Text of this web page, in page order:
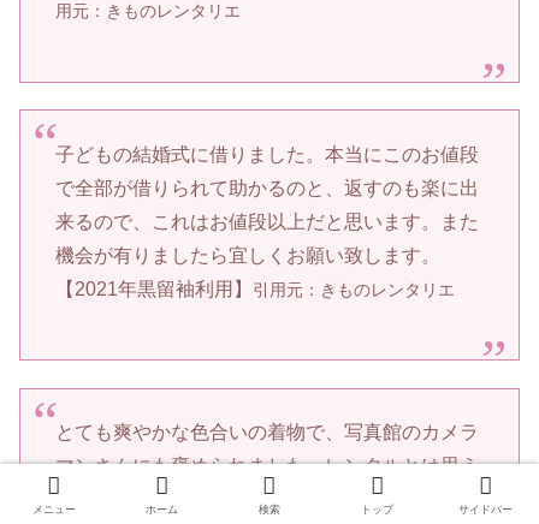
用元：きものレンタリエ
子どもの結婚式に借りました。本当にこのお値段
で全部が借りられて助かるのと、返すのも楽に出
来るので、これはお値段以上だと思います。また
機会が有りましたら宜しくお願い致します。
【2021年黒留袖利用】
引用元：きものレンタリエ
とても爽やかな色合いの着物で、写真館のカメラ
マンさんにも褒められました。レンタルとは思え
ないくらい綺麗な着物が届いて驚きました。サイ
メニュー ホーム 検索 トップ サイドバー